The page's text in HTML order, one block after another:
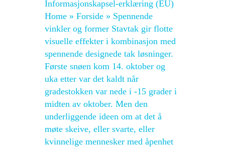
Informasjonskapsel-erklæring (EU)
Home » Forside » Spennende
vinkler og former Stavtak gir flotte
visuelle effekter i kombinasjon med
spennende designede tak løsninger.
Første snøen kom 14. oktober og
uka etter var det kaldt når
gradestokken var nede i -15 grader i
midten av oktober. Men den
underliggende ideen om at det å
møte skeive, eller svarte, eller
kvinnelige mennesker med åpenhet